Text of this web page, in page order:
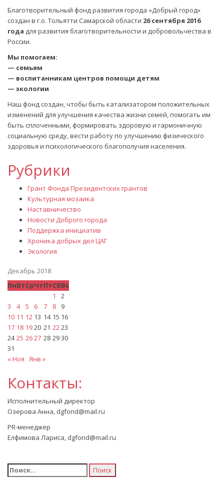
Благотворительный фонд развития города «Добрый город»
создан в г.о. Тольятти Самарской области 26 сентября 2016
года для развития благотворительности и добровольчества в
России.
Мы помогаем:
— семьям
— воспитанникам центров помощи детям
— экологии
Наш фонд создан, чтобы быть катализатором положительных
изменений для улучшения качества жизни семей, помогать им
быть сплоченными, формировать здоровую и гармоничную
социальную среду, вести работу по улучшению физического
здоровья и психологического благополучия населения.
Рубрики
Грант Фонда Президентских грантов
Культурная мозаика
Наставничество
Новости Доброго города
Поддержка инициатив
Хроника добрых дел ЦАГ
Экология
Декабрь 2018
ПнВтСрЧтПтСбВс
1
2
3
4 5 6 7 8
9
10 11 12 13 14 15 16
17 18 1920 21 2223
24 25 2627 28 2930
31
« Ноя Янв »
Контакты:
Исполнительный директор
Озерова Анна, dgfond@mail.ru
PR-менеджер
Елфимова Лариса, dgfond@mail.ru
Найти: